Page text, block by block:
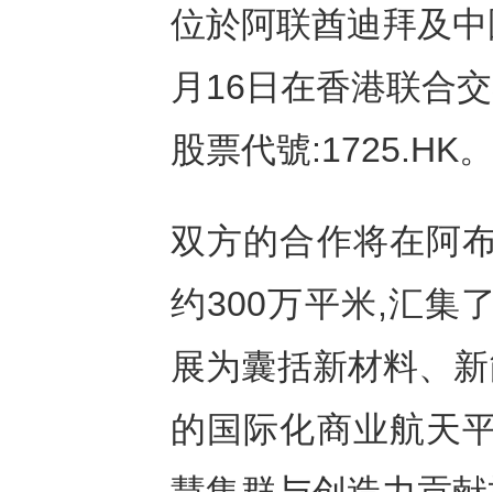
位於阿联酋迪拜及
月16日在香港联合
股票代號:1725.HK。
双方的合作将在阿
约300万平米,汇集
展为囊括新材料、
的国际化商业航天